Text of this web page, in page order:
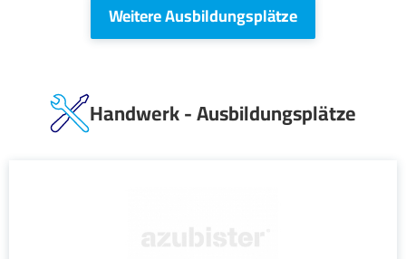
Weitere Ausbildungsplätze
Handwerk - Ausbildungsplätze